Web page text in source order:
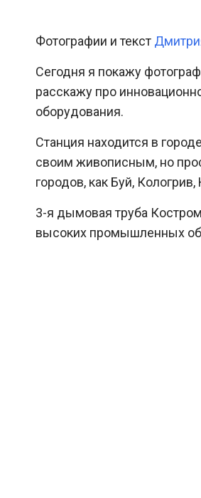
Фотографии и текст
Сегодня я покажу
расскажу про
оборудования.
Станция находится в
своим живописным, но
городов, как Буй,
3-я дымовая труба
высоких промышленных